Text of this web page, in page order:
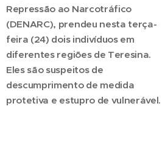
Repressão ao Narcotráfico
(DENARC), prendeu nesta terça-
feira (24) dois indivíduos em
diferentes regiões de Teresina.
Eles são suspeitos de
descumprimento de medida
protetiva e estupro de vulnerável.